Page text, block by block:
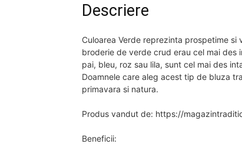
Descriere
Culoarea Verde reprezinta prospetime
broderie de verde crud erau cel mai des
pai, bleu, roz sau lila, sunt cel mai des
Doamnele care aleg acest tip de bluza
primavara si natura.
Produs vandut de: https://
Beneficii: